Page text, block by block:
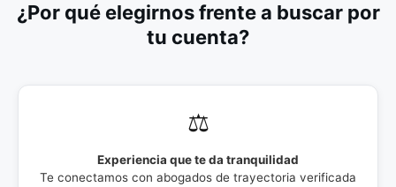
¿Por qué elegirnos frente a buscar por
tu cuenta?
⚖️
Experiencia que te da tranquilidad
Te conectamos con abogados de trayectoria verificada